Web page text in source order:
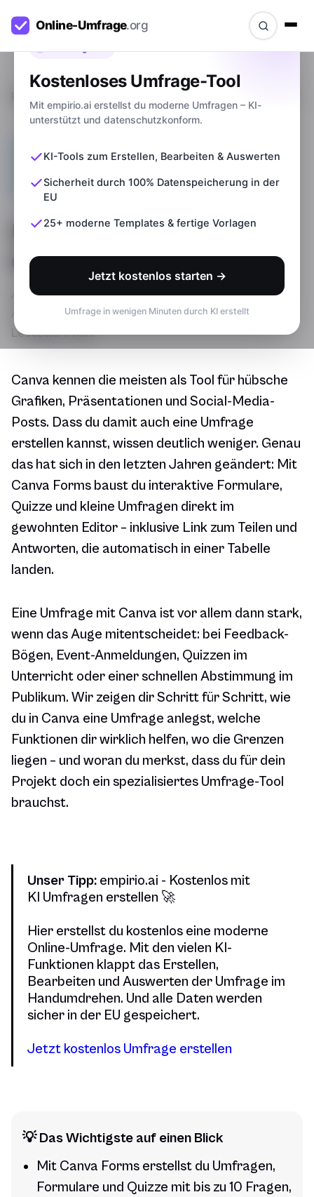
Kostenloses Umfrage-Tool
Mit empirio.ai erstellst du moderne Umfragen – KI-
unterstützt und datenschutzkonform.
KI-Tools zum Erstellen, Bearbeiten & Auswerten
Sicherheit durch 100% Datenspeicherung in der
EU
25+ moderne Templates & fertige Vorlagen
Jetzt kostenlos starten →
Umfrage in wenigen Minuten durch KI erstellt
Umfrage erstellen mit
Canva: So geht's
Aktualisiert am10.06.2026
Marco
Lesezeit:7 Min.
Canva kennen die meisten als Tool für hübsche
Grafiken, Präsentationen und Social-Media-
Posts. Dass du damit auch eine Umfrage
erstellen kannst, wissen deutlich weniger. Genau
das hat sich in den letzten Jahren geändert: Mit
Canva Forms baust du interaktive Formulare,
Quizze und kleine Umfragen direkt im
gewohnten Editor – inklusive Link zum Teilen und
Antworten, die automatisch in einer Tabelle
landen.
Eine Umfrage mit Canva ist vor allem dann stark,
wenn das Auge mitentscheidet: bei Feedback-
Bögen, Event-Anmeldungen, Quizzen im
Unterricht oder einer schnellen Abstimmung im
Publikum. Wir zeigen dir Schritt für Schritt, wie
du in Canva eine Umfrage anlegst, welche
Funktionen dir wirklich helfen, wo die Grenzen
liegen – und woran du merkst, dass du für dein
Projekt doch ein spezialisiertes Umfrage-Tool
brauchst.
Unser Tipp: empirio.ai - Kostenlos mit
KI Umfragen erstellen 🚀
Hier erstellst du kostenlos eine moderne
Online-Umfrage. Mit den vielen KI-
Funktionen klappt das Erstellen,
Bearbeiten und Auswerten der Umfrage im
Handumdrehen. Und alle Daten werden
sicher in der EU gespeichert.
Jetzt kostenlos Umfrage erstellen
💡 Das Wichtigste auf einen Blick
Mit Canva Forms erstellst du Umfragen,
Formulare und Quizze mit bis zu 10 Fragen,